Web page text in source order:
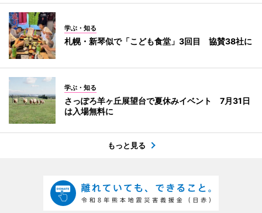
学ぶ・知る
札幌・新琴似で「こども食堂」3回目 協賛38社に
学ぶ・知る
さっぽろ羊ヶ丘展望台で夏休みイベント 7月31日
は入場無料に
もっと見る